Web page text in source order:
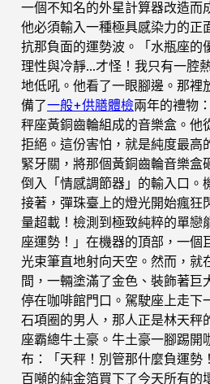
一個不知名的外星計算器改造而
他必須輸入一種極具感染力的正
抗那負面的運勢波。「水瓶座的
理性與冷靜…才怪！我只有一腔
地低吼。他看了一眼腳邊。那裡
備了一般+供膳體檢兩年的禮物
秤座黃銅齒輪組成的音樂盒。他
拒絕。這份害怕，就是純度最高
緊牙關，將那個黃銅齒輪音樂盒
倒入「情感調節器」的輸入口。
接著，彈珠臺上的燈光開始瘋狂
量超載！檢測到極致純粹的單戀
座運勢！」在機器的頂部，一個
光束筆直地射向天空。然而，就
間，一輛塗滿了金色、裝飾著巨
停在咖啡館門口。駕駛座上走下
石項圈的男人，那人正是林天
座霸總牛土豪。牛土豪一腳踢開
布：「天秤！別管那什麼負運勢
百噸的純金箔買下了今天所有的